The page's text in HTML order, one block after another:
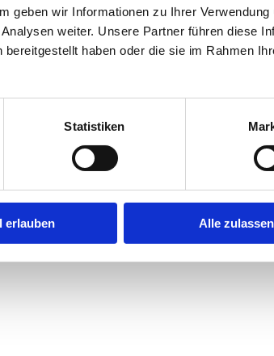
geben wir Informationen zu Ihrer Verwendung
weiter. Unsere Partner führen diese
haben oder die sie im Rahmen
Statistiken
erlauben Alle zulassen